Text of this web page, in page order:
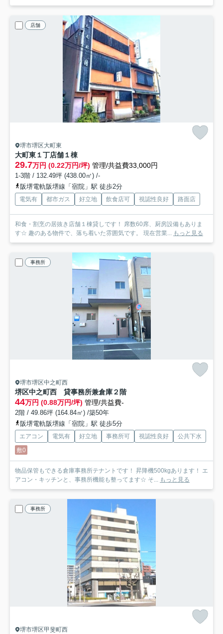
店舗
堺市堺区大町東
大町東１丁店舗１棟
29.7万円 (0.22万円/坪) 管理/共益費33,000円
1-3階 / 132.49坪 (438.00㎡) /-
阪堺電軌阪堺線「宿院」駅 徒歩2分
電気有 都市ガス 好立地 飲食店可 視認性良好 路面店
和食・割烹の居抜き店舗１棟貸しです！ 席数60席、厨房設備もありま
す☆ 趣のある物件で、落ち着いた雰囲気です。 現在営業... もっと見る
事務所
堺市堺区中之町西
堺区中之町西 貸事務所兼倉庫２階
44万円 (0.88万円/坪) 管理/共益費-
2階 / 49.86坪 (164.84㎡) /築50年
阪堺電軌阪堺線「宿院」駅 徒歩5分
エアコン 電気有 好立地 事務所可 視認性良好
公共下水
敷0
物品保管もできる倉庫事務所テナントです！ 昇降機500kgあります！ エ
アコン・キッチンと、事務所機能も整ってます☆ そ... もっと見る
事務所
堺市堺区甲斐町西